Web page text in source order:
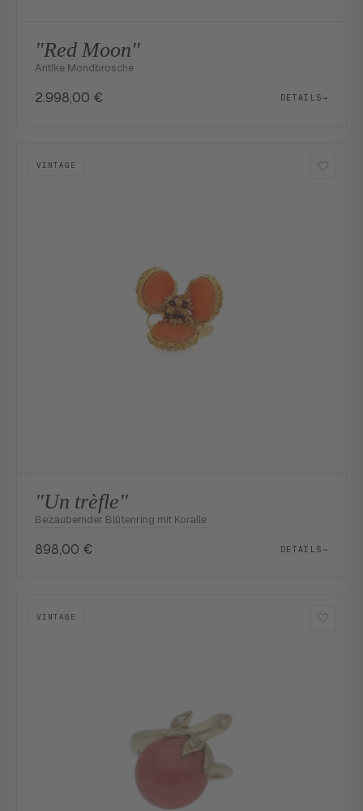
"Red Moon"
Antike Mondbrosche
2.998,00 € DETAILS→
VINTAGE
"Un trèfle"
Bezaubernder Blütenring mit Koralle
898,00 € DETAILS→
VINTAGE